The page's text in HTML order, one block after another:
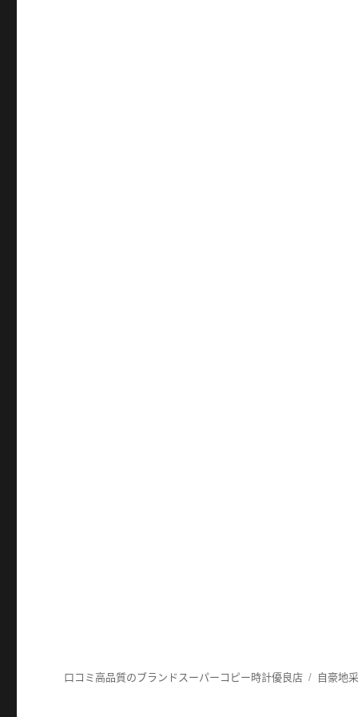
口コミ高品質のブランドスーパーコピー時計優良店 自豪地